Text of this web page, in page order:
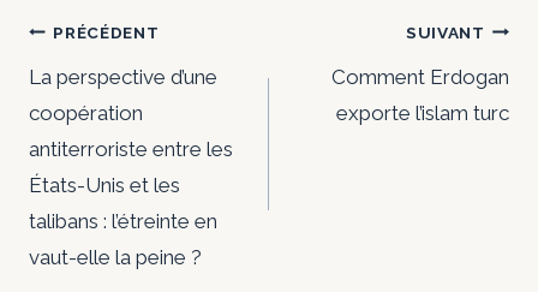
Navigation
de
l’article
PRÉCÉDENT
La perspective d’une
coopération
antiterroriste entre les
États-Unis et les
talibans : l’étreinte en
vaut-elle la peine ?
SUIVANT
Comment Erdogan
exporte l’islam turc